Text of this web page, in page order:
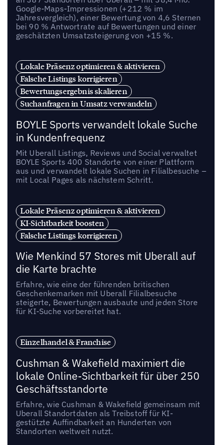
Google-Maps-Impressionen (+212 % im
Jahresvergleich), einer Bewertung von 4,6 Sternen
bei 90 % Antwortrate auf Bewertungen und einer
geschätzten Umsatzsteigerung von +15 %.
Lokale Präsenz optimieren & aktivieren
Falsche Listings korrigieren
Bewertungsergebnis skalieren
Suchanfragen in Umsatz verwandeln
BOYLE Sports verwandelt lokale Suche
in Kundenfrequenz
Mit Uberall Listings, Reviews und Social verwaltet
BOYLE Sports 400 Standorte von einer Plattform
aus und verwandelt lokale Suchen in Filialbesuche –
mit Local Pages als nächstem Schritt.
Lokale Präsenz optimieren & aktivieren
KI-Sichtbarkeit boosten
Falsche Listings korrigieren
Wie Menkind 57 Stores mit Uberall auf
die Karte brachte
Erfahre, wie eine der führenden britischen
Geschenkemarken mit Uberall Filialbesuche
steigerte, Bewertungen ausbaute und jeden Store
für KI-Suche vorbereitet hat.
Einzelhandel & Franchise
Cushman & Wakefield maximiert die
lokale Online-Sichtbarkeit für über 250
Geschäftsstandorte
Erfahre, wie Cushman & Wakefield gemeinsam mit
Uberall Standortdaten als Treibstoff für KI-
gestützte Auffindbarkeit an Hunderten von
Standorten weltweit nutzt.